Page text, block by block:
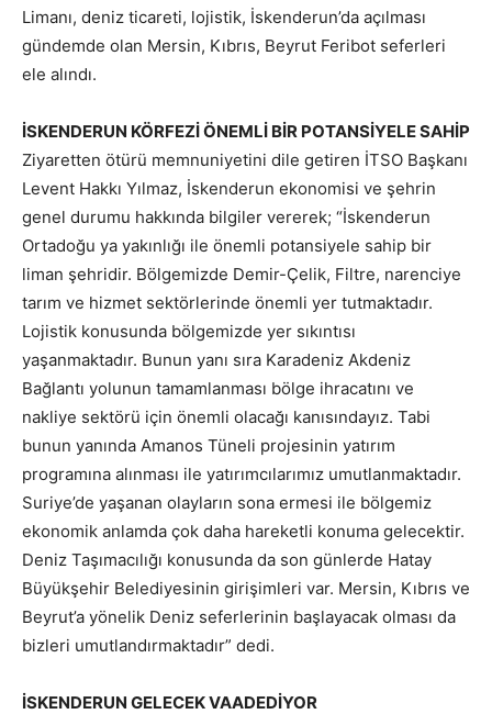
Limanı, deniz ticareti, lojistik, İskenderun’da açılması
gündemde olan Mersin, Kıbrıs, Beyrut Feribot seferleri
ele alındı.
İSKENDERUN KÖRFEZİ ÖNEMLİ BİR POTANSİYELE SAHİP
Ziyaretten ötürü memnuniyetini dile getiren İTSO Başkanı
Levent Hakkı Yılmaz, İskenderun ekonomisi ve şehrin
genel durumu hakkında bilgiler vererek; “İskenderun
Ortadoğu ya yakınlığı ile önemli potansiyele sahip bir
liman şehridir. Bölgemizde Demir-Çelik, Filtre, narenciye
tarım ve hizmet sektörlerinde önemli yer tutmaktadır.
Lojistik konusunda bölgemizde yer sıkıntısı
yaşanmaktadır. Bunun yanı sıra Karadeniz Akdeniz
Bağlantı yolunun tamamlanması bölge ihracatını ve
nakliye sektörü için önemli olacağı kanısındayız. Tabi
bunun yanında Amanos Tüneli projesinin yatırım
programına alınması ile yatırımcılarımız umutlanmaktadır.
Suriye’de yaşanan olayların sona ermesi ile bölgemiz
ekonomik anlamda çok daha hareketli konuma gelecektir.
Deniz Taşımacılığı konusunda da son günlerde Hatay
Büyükşehir Belediyesinin girişimleri var. Mersin, Kıbrıs ve
Beyrut’a yönelik Deniz seferlerinin başlayacak olması da
bizleri umutlandırmaktadır” dedi.
İSKENDERUN GELECEK VAADEDİYOR